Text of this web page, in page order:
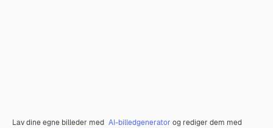
Lav dine egne billeder med AI-billedgenerator og rediger dem med